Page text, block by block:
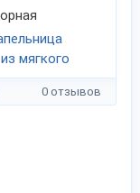
мягкого
0 отзывов